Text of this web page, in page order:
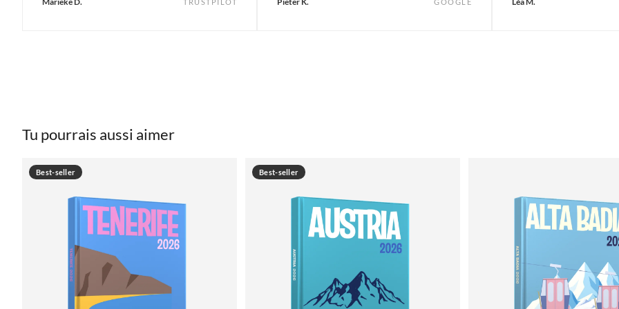
Tu pourrais aussi aimer
Best-seller Best-seller